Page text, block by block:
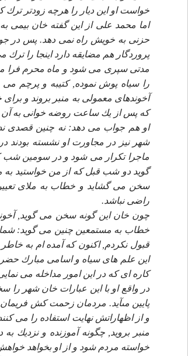
خواست او اين ديار را هرچه زودتر
اما محمد على از اين گفته خان
حزنى به خويش راه نمى دهد. پس در
پروردگار هم مضايقه دارد اينجا را ترك
مدتى سپرى مى شود و ماه محرم فرا
را سياه پوش نموده, كتيبه و پرچم
آخوندهاى معمولى به منبر بروند و
كه پس از يك ساعت روضه خوانى به آن
او هم جواب مى دهد: نه چنين قصدى
شهر نيز در مجاورت او نشسته بودند
ماجرا تكرار مى شود و در سومين شب
گويد دو شب قبل كه از من خواستيد به
سخن مى گشايد و خطاب به ملاى
راضى نباشد.
چون خان اين گونه سخن مى گويد,
خطاب به مستمعين چنين مى گويد: شما
قبول نكردم, اكنون كه آمده ام به
اين علم هاى سياه و اسامى مبارك
كاره اى كه در اين امور مداخله مى
در واقع او با اين عبارات خان شهر
پايين مىآيد. مردمان زحمت كش
و از اظهاراتش نهايت استفاده را مى
منبر برويد, چگونه آموزنده و
خواسته مردم شود و از او بخواهد